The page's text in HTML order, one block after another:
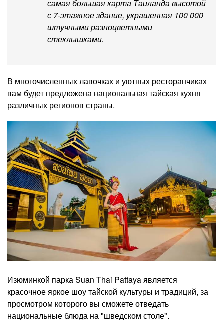
самая большая карта Таиланда высотой
с 7-этажное здание, украшенная 100 000
штучными разноцветными
стеклышками.
В многочисленных лавочках и уютных ресторанчиках
вам будет предложена национальная тайская кухня
различных регионов страны.
Изюминкой парка Suan Thai Pattaya является
красочное яркое шоу тайской культуры и традиций, за
просмотром которого вы сможете отведать
национальные блюда на "шведском столе".